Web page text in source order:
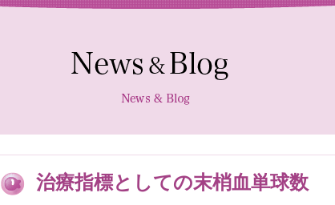
治療指標としての末梢血単球数